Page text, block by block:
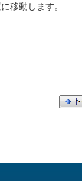
移動します。